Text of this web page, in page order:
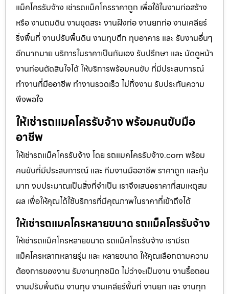
แม็คโครรับจ้าง เช่ารถแม็คโครราคาถูก เพื่อใช้ในงานก่อสร้าง
หรือ งานถมดิน งานขุดสระ งานฝังท่อ งานยกท่อ งานเคลียร์
ริ่งพื้นที่ งานปรับพื้นดิน งานทุบตึก ทุบอาคาร และ รับงานอื่นๆ
อีกมากมาย บริการในราคาเป็นกันเอง รับปรึกษา และ นัดดูหน้า
งานก่อนตัดสินใจได้ ให้บริการพร้อมคนขับ ที่มีประสบการณ์
ทำงานที่มืออาชีพ ทำงานรวดเร็ว ไม่ทิ้งงาน รับประกันความ
พึงพอใจ
ให้เช่ารถแมคโครรับจ้าง พร้อมคนขับมือ
อาชีพ
ให้เช่ารถแม็คโครรับจ้าง โดย รถแมคโครรับจ้าง.com พร้อม
คนขับที่มีประสบการณ์ และ ทีมงานมืออาชีพ ราคาถูก และคุ้ม
มาก งบประมาณเป็นสิ่งที่จำเป็น เราจึงเสนอราคาที่สมเหตุสม
ผล เพื่อให้คุณได้ใช้บริการที่มีคุณภาพในราคาที่เข้าถึงได้
ให้เช่ารถแมคโครหลายขนาด รถแม็คโครรับจ้าง
ให้เช่ารถแม็คโครหลายขนาด รถแม็คโครรับจ้าง เรามีรถ
แม็คโครหลากหลายรุ่น และ หลายขนาด ให้คุณเลือกตามความ
ต้องการของงาน รับงานทุกชนิด ไม่ว่าจะเป็นงาน งานรื้อถอน
งานปรับพื้นดิน งานทุบ งานเคลียร์พื้นที่ งานยก และ งานทุก